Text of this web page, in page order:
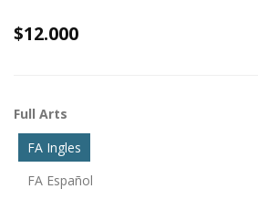
$12.000
Full Arts
FA Ingles
FA Español